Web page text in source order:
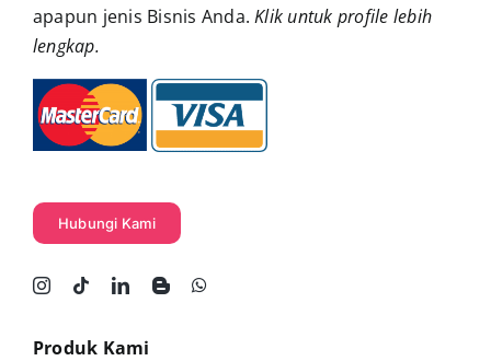
apapun jenis Bisnis Anda.Klik untuk profile lebih
lengkap.
Hubungi Kami
Produk Kami